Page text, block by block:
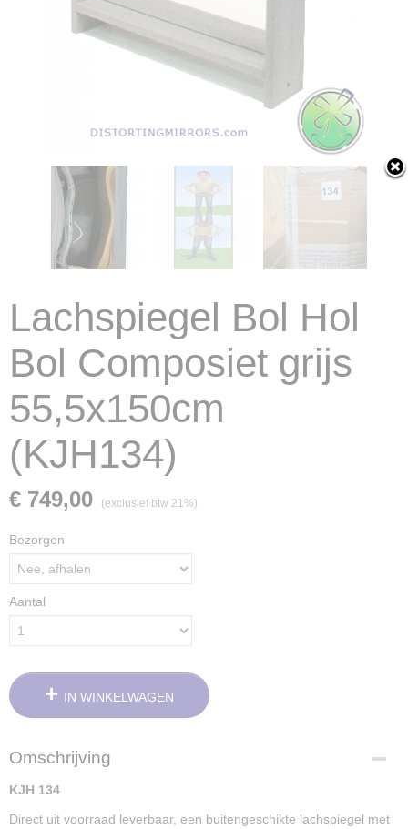
Lachspiegel Bol Hol
Bol Composiet grijs
55,5x150cm
(KJH134)
€ 749,00 (exclusief btw 21%)
Bezorgen
Aantal
IN WINKELWAGEN
Omschrijving
KJH 134
Direct uit voorraad leverbaar, een buitengeschikte lachspiegel met